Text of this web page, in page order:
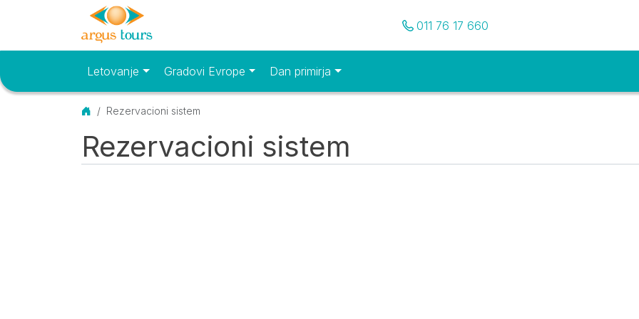
Pozovite nas
011 76 17 660
Osnovni meniLetovanje Gradovi Evrope Dan primirja
Početna
Rezervacioni sistem
Rezervacioni sistem